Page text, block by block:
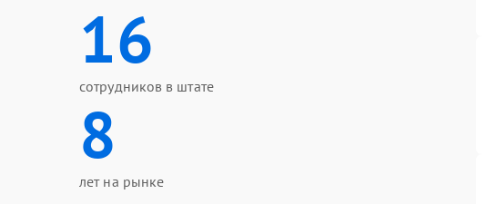
16
сотрудников в штате
8
лет на рынке